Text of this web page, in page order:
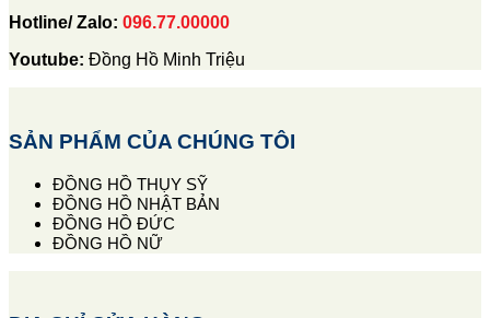
Hotline/ Zalo: 096.77.00000
Youtube: Đồng Hồ Minh Triệu
SẢN PHẨM CỦA CHÚNG TÔI
ĐỒNG HỒ THỤY SỸ
ĐỒNG HỒ NHẬT BẢN
ĐỒNG HỒ ĐỨC
ĐỒNG HỒ NỮ